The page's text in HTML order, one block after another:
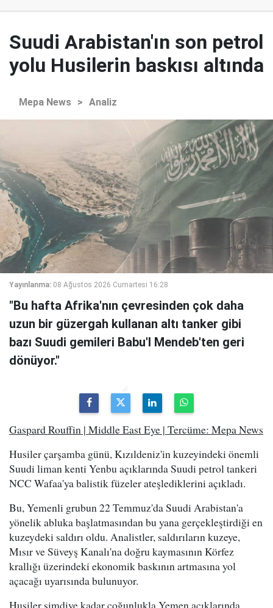
Suudi Arabistan'ın son petrol
yolu Husilerin baskısı altında
Mepa News > Analiz
Yayınlanma: 08 Ağustos 2026 Cumartesi 16:28
"Bu hafta Afrika'nın çevresinden çok daha
uzun bir güzergah kullanan altı tanker gibi
bazı Suudi gemileri Babu'l Mendeb'ten geri
dönüyor."
Gaspard Rouffin | Middle East Eye | Tercüme: Mepa News
Husiler çarşamba günü, Kızıldeniz'in kuzeyindeki önemli
Suudi liman kenti Yenbu açıklarında Suudi petrol tankeri
NCC Wafaa'ya balistik füzeler ateşlediklerini açıkladı.
Bu, Yemenli grubun 22 Temmuz'da Suudi Arabistan'a
yönelik abluka başlatmasından bu yana gerçekleştirdiği en
kuzeydeki saldırı oldu. Analistler, saldırıların kuzeye,
Mısır ve Süveyş Kanalı'na doğru kaymasının Körfez
krallığı üzerindeki ekonomik baskının artmasına yol
açacağı uyarısında bulunuyor.